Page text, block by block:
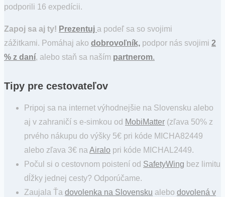
podporili 16 expedícii.
Zapoj sa aj ty! Prezentuj a podeľ sa so svojimi
zážitkami. Pomáhaj ako dobrovoľník, podpor nás svojimi 2
% z daní, alebo staň sa naším partnerom.
Tipy pre cestovateľov
Pripoj sa na internet výhodnejšie na Slovensku alebo
aj v zahraničí s e-simkou od MobiMatter (zľava 50% z
prvého nákupu do výšky 5€ pri kóde MICHA82449
alebo zľava 3€ na Airalo pri kóde MICHAL2449.
Počul si o cestovnom poistení od SafetyWing bez limitu
dĺžky jednej cesty? Odporúčame.
Zaujala Ťa dovolenka na Slovensku alebo dovolená v